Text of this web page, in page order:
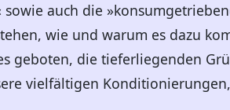
auch die
wie und warum es dazu
geboten, die tieferliegenden
vielfältigen